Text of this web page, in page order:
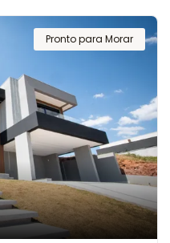
Pronto para Morar